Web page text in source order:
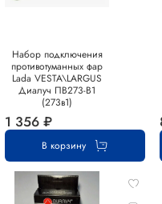
Набор подключения
противотуманных фар
Lada VESTA\LARGUS
Диалуч ПВ273-В1
(273в1)
1 356 ₽
В корзину